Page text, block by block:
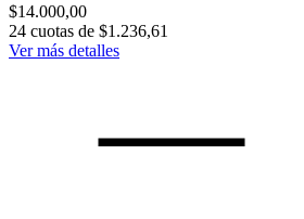
$14.000,00
24 cuotas de $1.236,61
Ver más detalles